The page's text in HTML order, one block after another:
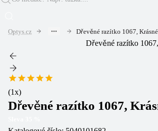
Optys.cz Dřevěné razítko 1067,
(1x)
Dřevěné razítko 1067,